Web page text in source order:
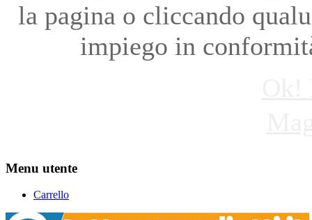
la pagina o cliccando
impiego in
Menu utente
Carrello